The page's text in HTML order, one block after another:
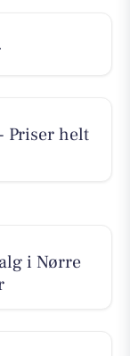
Priser helt
i Nørre